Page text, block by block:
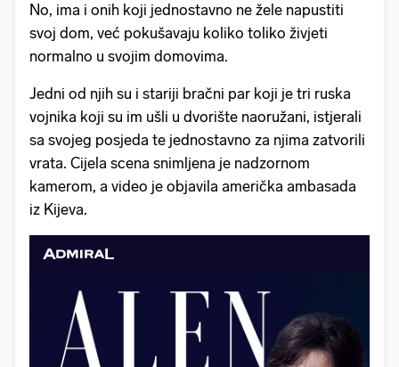
No, ima i onih koji jednostavno ne žele napustiti
svoj dom, već pokušavaju koliko toliko živjeti
normalno u svojim domovima.
Jedni od njih su i stariji bračni par koji je tri ruska
vojnika koji su im ušli u dvorište naoružani, istjerali
sa svojeg posjeda te jednostavno za njima zatvorili
vrata. Cijela scena snimljena je nadzornom
kamerom, a video je objavila američka ambasada
iz Kijeva.